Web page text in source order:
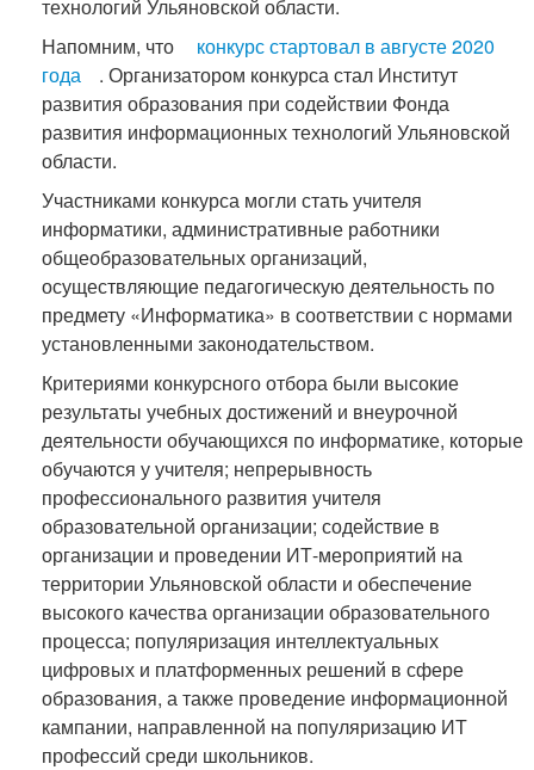
технологий Ульяновской области.
Напомним, что
конкурс стартовал в августе 2020
года
. Организатором конкурса стал Институт
развития образования при содействии Фонда
развития информационных технологий Ульяновской
области.
Участниками конкурса могли стать учителя
информатики, административные работники
общеобразовательных организаций,
осуществляющие педагогическую деятельность по
предмету «Информатика» в соответствии с нормами
установленными законодательством.
Критериями конкурсного отбора были высокие
результаты учебных достижений и внеурочной
деятельности обучающихся по информатике, которые
обучаются у учителя; непрерывность
профессионального развития учителя
образовательной организации; содействие в
организации и проведении ИТ-мероприятий на
территории Ульяновской области и обеспечение
высокого качества организации образовательного
процесса; популяризация интеллектуальных
цифровых и платформенных решений в сфере
образования, а также проведение информационной
кампании, направленной на популяризацию ИТ
профессий среди школьников.